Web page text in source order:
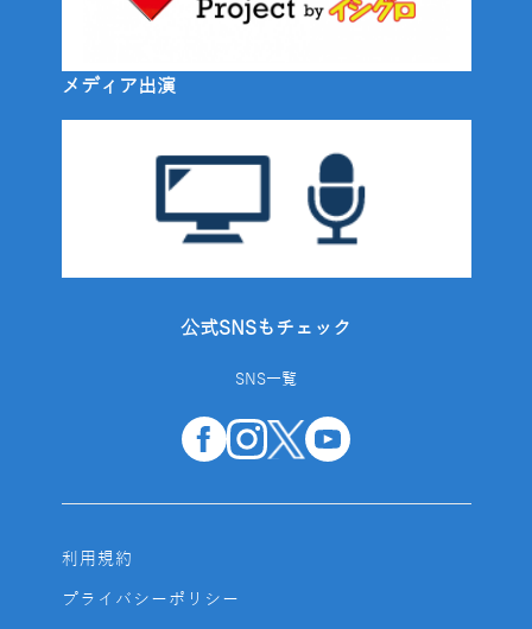
メディア出演
公式SNSもチェック
SNS一覧
利用規約
プライバシーポリシー